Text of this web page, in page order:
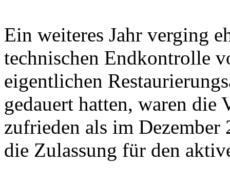
Ein weiteres Jahr verging
technischen Endkontrolle
eigentlichen
gedauert hatten, waren die
zufrieden als im
die Zulassung für den